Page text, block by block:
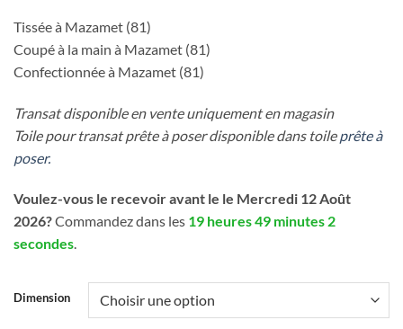
Tissée à Mazamet (81)
Coupé à la main à Mazamet (81)
Confectionnée à Mazamet (81)
Transat disponible en vente uniquement en magasin
Toile pour transat prête à poser disponible dans toileprête à
poser.
Voulez-vous le recevoir avant le le Mercredi 12 Août
2026?Commandez dans les 19 heures 49 minutes 1
seconde.
Dimension